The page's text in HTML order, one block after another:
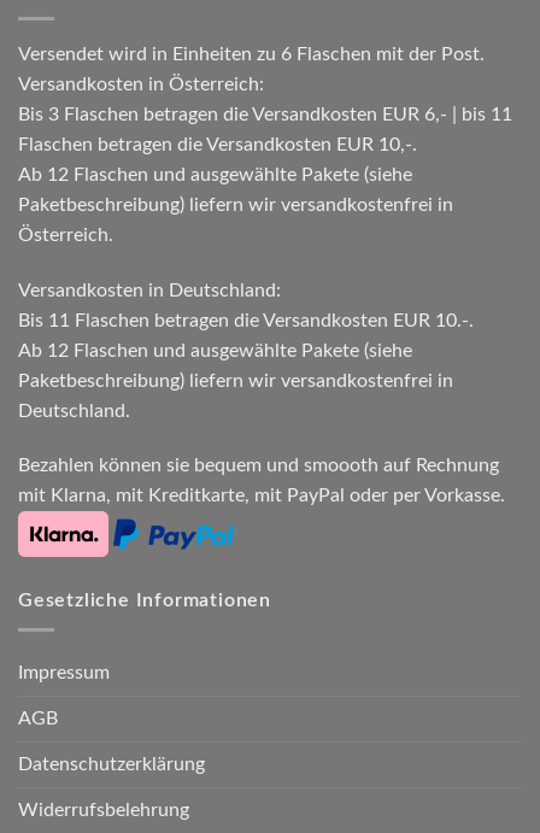
Versendet wird in Einheiten zu 6 Flaschen mit der Post.
Versandkosten in Österreich:
Bis 3 Flaschen betragen die Versandkosten EUR 6,- | bis 11
Flaschen betragen die Versandkosten EUR 10,-.
Ab 12 Flaschen und ausgewählte Pakete (siehe
Paketbeschreibung) liefern wir versandkostenfrei in
Österreich.
Versandkosten in Deutschland:
Bis 11 Flaschen betragen die Versandkosten EUR 10.-.
Ab 12 Flaschen und ausgewählte Pakete (siehe
Paketbeschreibung) liefern wir versandkostenfrei in
Deutschland.
Bezahlen können sie bequem und smoooth auf Rechnung
mit Klarna, mit Kreditkarte, mit PayPal oder per Vorkasse.
Gesetzliche Informationen
Impressum
AGB
Datenschutzerklärung
Widerrufsbelehrung